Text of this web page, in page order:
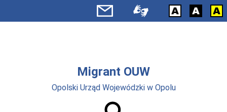
Przejdź do menu głównego
Migrant OUW
Opolski Urząd Wojewódzki w Opolu